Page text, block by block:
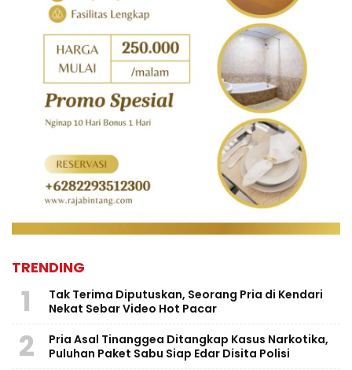
TRENDING
1
Tak Terima Diputuskan, Seorang Pria di Kendari
Nekat Sebar Video Hot Pacar
2
Pria Asal Tinanggea Ditangkap Kasus Narkotika,
Puluhan Paket Sabu Siap Edar Disita Polisi